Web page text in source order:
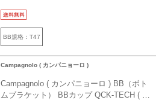
BB規格：T47
Campagnolo ( カンパニョーロ )
Campagnolo ( カンパニョーロ ) BB（ボト
ムブラケット） BBカップ QCK-TECH ( ク